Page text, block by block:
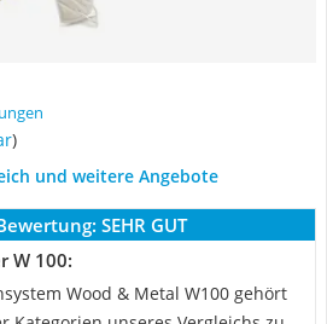
)
und weitere Angebote
SEHR GUT
W 100:
Wood & Metal W100 gehört